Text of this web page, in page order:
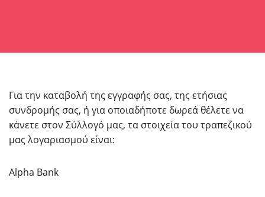
Για την καταβολή της εγγραφής σας, της ετήσιας
συνδρομής σας, ή για οποιαδήποτε δωρεά θέλετε να
κάνετε στον Σύλλογό μας, τα στοιχεία του τραπεζικού
μας λογαριασμού είναι:
Alpha Bank